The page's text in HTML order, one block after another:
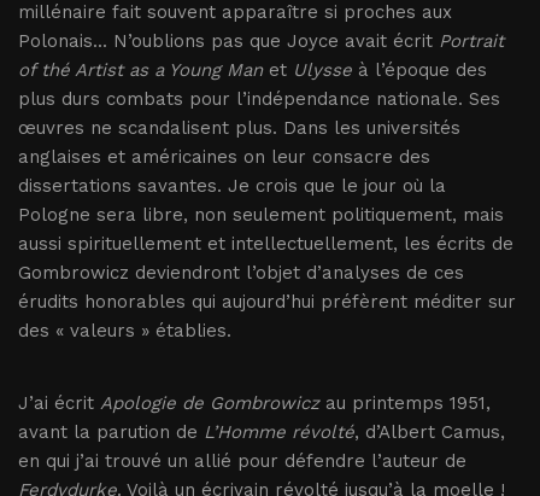
millénaire fait souvent apparaître si proches aux
Polonais... N’oublions pas que Joyce avait écrit Portrait
of thé Artist as a Young Manet Ulysse à l’époque des
plus durs combats pour l’indépendance nationale. Ses
œuvres ne scandalisent plus. Dans les universités
anglaises et américaines on leur consacre des
dissertations savantes. Je crois que le jour où la
Pologne sera libre, non seulement politiquement, mais
aussi spirituellement et intellectuellement, les écrits de
Gombrowicz deviendront l’objet d’analyses de ces
érudits honorables qui aujourd’hui préfèrent méditer sur
des « valeurs » établies.
J’ai écrit Apologie de Gombrowiczau printemps 1951,
avant la parution de L’Homme révolté, d’Albert Camus,
en qui j’ai trouvé un allié pour défendre l’auteur de
Ferdydurke. Voilà un écrivain révolté jusqu’à la moelle !